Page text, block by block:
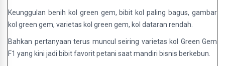
Keunggulan benih kol green gem, bibit kol paling bagus, gambar
kol green gem, varietas kol green gem, kol dataran rendah.
Bahkan pertanyaan terus muncul seiring varietas kol Green Gem
F1 yang kini jadi bibit favorit petani saat mandiri bisnis berkebun.